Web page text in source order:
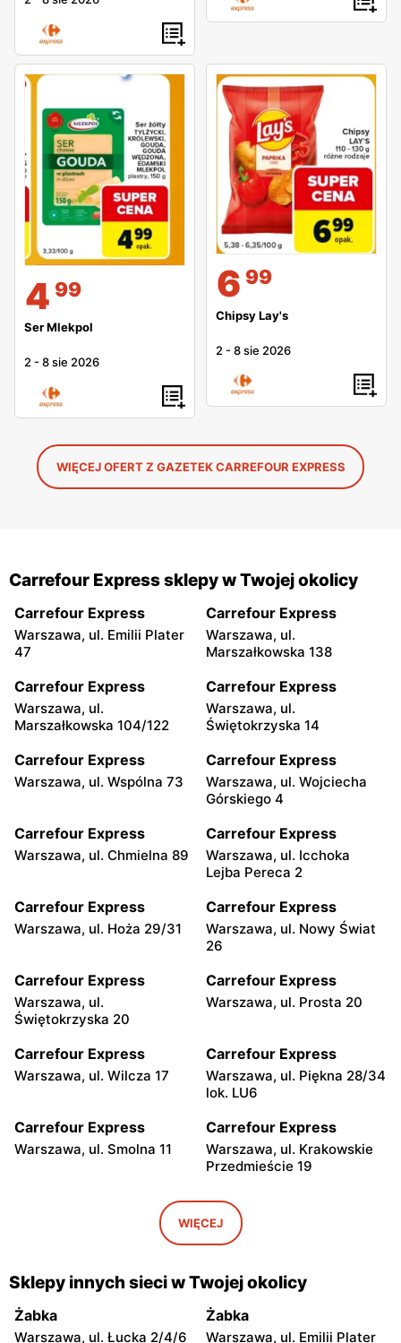
4 99
Ser Mlekpol
2 -8 sie 2026
6 99
Chipsy Lay's
2 -8 sie 2026
WIĘCEJ OFERT Z GAZETEK CARREFOUR EXPRESS
Carrefour Express sklepy w Twojej okolicy
Carrefour Express
Warszawa, ul. Emilii Plater
47
Carrefour Express
Warszawa, ul.
Marszałkowska 138
Carrefour Express
Warszawa, ul.
Marszałkowska 104/122
Carrefour Express
Warszawa, ul.
Świętokrzyska 14
Carrefour Express
Warszawa, ul. Wspólna 73
Carrefour Express
Warszawa, ul. Wojciecha
Górskiego 4
Carrefour Express
Warszawa, ul. Chmielna 89
Carrefour Express
Warszawa, ul. Icchoka
Lejba Pereca 2
Carrefour Express
Warszawa, ul. Hoża 29/31
Carrefour Express
Warszawa, ul. Nowy Świat
26
Carrefour Express
Warszawa, ul.
Świętokrzyska 20
Carrefour Express
Warszawa, ul. Prosta 20
Carrefour Express
Warszawa, ul. Wilcza 17
Carrefour Express
Warszawa, ul. Piękna 28/34
lok. LU6
Carrefour Express
Warszawa, ul. Smolna 11
Carrefour Express
Warszawa, ul. Krakowskie
Przedmieście 19
Carrefour Express
Warszawa, ul. Ludwika
Waryńskiego 26 LU2
Carrefour Express
Warszawa, ul. Radna 2/4
Carrefour Express
Warszawa, ul. Dobra 17
Carrefour Express Carrefour Express
WIĘCEJ
Sklepy innych sieci w Twojej okolicy
Żabka
Warszawa, ul. Łucka 2/4/6
Żabka
Warszawa, ul. Emilii Plater